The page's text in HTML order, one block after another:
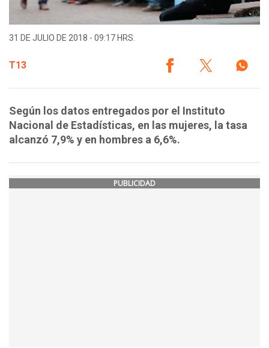
31 DE JULIO DE 2018 - 09:17 HRS.
T13
Según los datos entregados por el Instituto
Nacional de Estadísticas, en las mujeres, la tasa
alcanzó 7,9% y en hombres a 6,6%.
PUBLICIDAD